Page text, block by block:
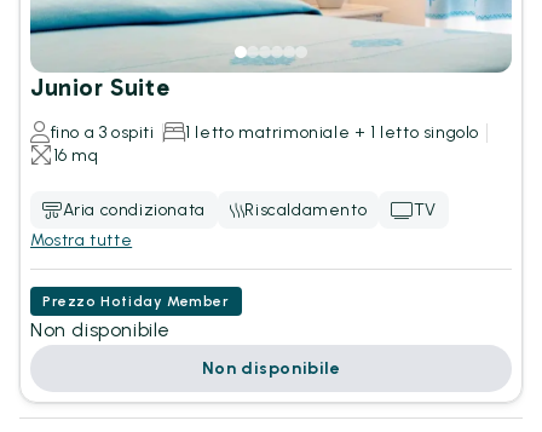
Junior Suite
fino a 3 ospiti
1 letto matrimoniale + 1 letto singolo
16 mq
Aria condizionata Riscaldamento
TV
Mostra tutte
Prezzo Hotiday Member
Non disponibile
Non disponibile